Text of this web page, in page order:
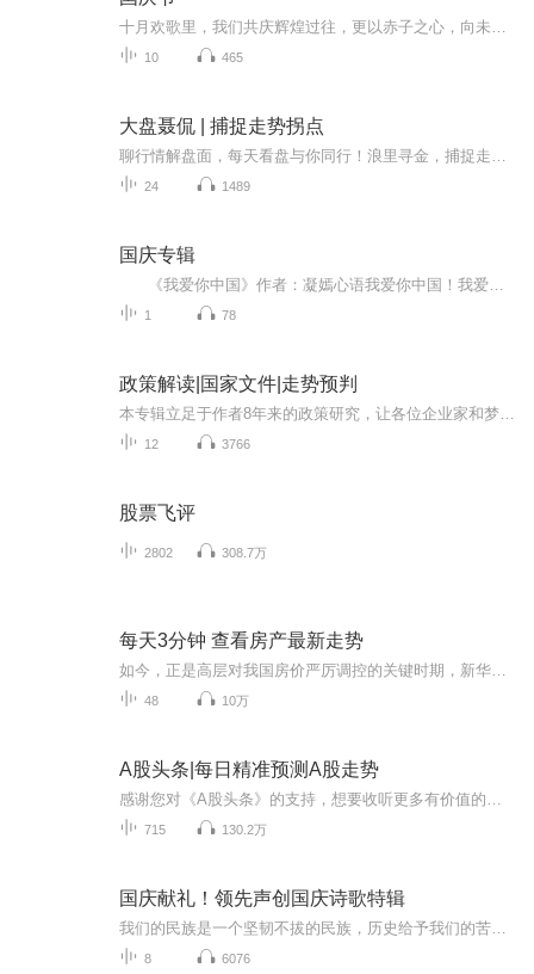
10 465
大盘聂侃 | 捕捉走势拐点
24 1489
国庆专辑
1 78
政策解读|国家文件|走势预判
12 3766
股票飞评
2802 308.7万
每天3分钟 查看房产最新走势
48 10万
A股头条|每日精准预测A股走势
715 130.2万
国庆献礼！领先声创国庆诗歌特辑
8 6076